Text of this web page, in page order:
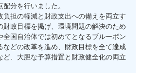
分を行いました。
担の軽減と財政支出への備えを両立す
財政目標を掲げ、環境問題の解決のため
全国自治体では初めてとなるブルーボン
などの改革を進め、財政目標を全て達成
ど、大胆な予算措置と財政健全化の両立